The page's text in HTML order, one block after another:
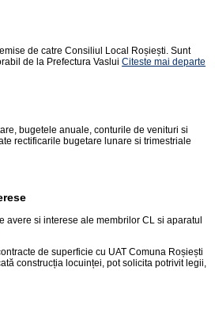
de catre Consiliul Local Roșiești. Sunt
de la Prefectura Vaslui Citeste mai departe
bugetele anuale, conturile de venituri si
rectificarile bugetare lunare si trimestriale
avere si interese ale membrilor CL si aparatul
de superficie cu UAT Comuna Roșiești
construcția locuinței, pot solicita potrivit legii,